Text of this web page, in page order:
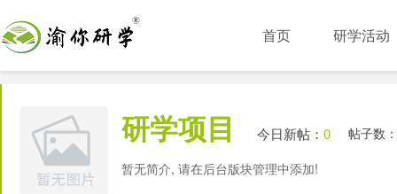
首页 研学活动
研学项目 今日新帖： 0
帖子数：
暂无简介, 请在后台版块管理中添加!